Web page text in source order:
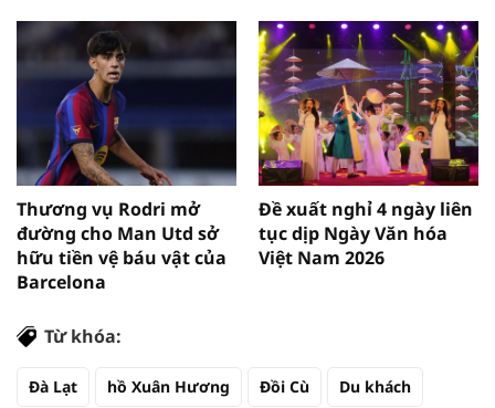
Thương vụ Rodri mở
đường cho Man Utd sở
hữu tiền vệ báu vật của
Barcelona
Đề xuất nghỉ 4 ngày liên
tục dịp Ngày Văn hóa
Việt Nam 2026
Từ khóa:
Đà Lạt hồ Xuân Hương Đồi Cù Du khách